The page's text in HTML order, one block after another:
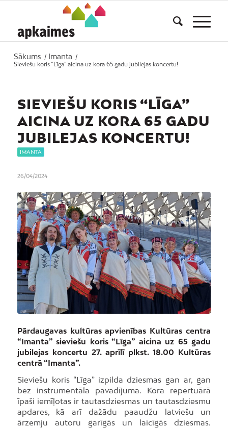
Sākums / Imanta
/
Sieviešu koris “Līga” aicina uz kora 65 gadu jubilejas koncertu!
SIEVIEŠU KORIS “LĪGA”
AICINA UZ KORA 65 GADU
JUBILEJAS KONCERTU!
IMANTA
26/04/2024
Pārdaugavas kultūras apvienības Kultūras centra
“Imanta” sieviešu koris “Līga” aicina uz 65 gadu
jubilejas koncertu 27. aprīlī plkst. 18.00 Kultūras
centrā “Imanta”.
Sieviešu koris “Līga” izpilda dziesmas gan ar, gan
bez instrumentāla pavadījuma. Kora repertuārā
īpaši iemīļotas ir tautasdziesmas un tautasdziesmu
apdares, kā arī dažādu paaudžu latviešu un
ārzemju autoru garīgās un laicīgās dziesmas.